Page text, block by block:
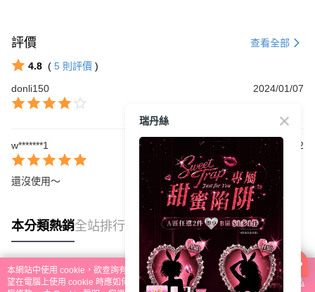
評價 查看全部
4.8 ( 5 則評價 )
donli150
2024/01/07
w*******1 2023/09/12
還沒使用～
本分類熱銷全站排行
熱門標籤
本網站中使用 cookie，欲查詢有關本網站使用 cookie 方式之詳情，及若您不希
望在電腦上使用 cookie 時應如何變更電腦的 cookie 設定，請參閱本網站「
隱私
瑞丹絲